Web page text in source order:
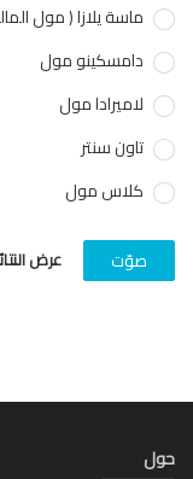
ماسة يلازا ( مول المالكي )
دامسكينو مول
لاميرادا مول
تاون سنتر
كلاس مول
عرض النتائج